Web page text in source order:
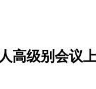
高级别会议